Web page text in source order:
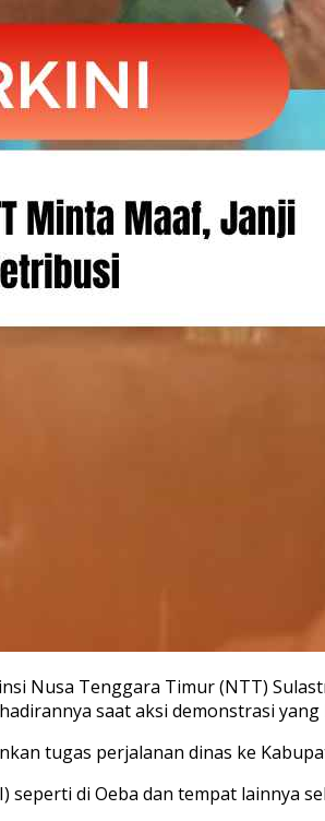
Nusa Tenggara Timur (NTT)
saat aksi demonstrasi
tugas perjalanan dinas ke
di Oeba dan tempat lainnya